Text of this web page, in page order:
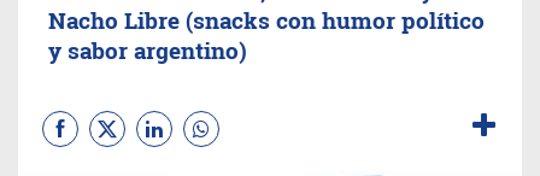
Nacho Libre (snacks con humor político
y sabor argentino)